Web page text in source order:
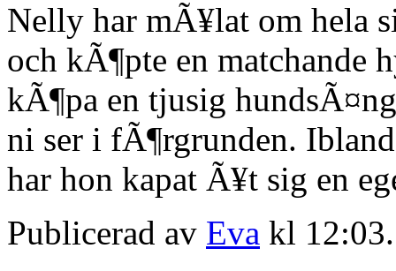
Nelly har mÃ¥lat om hela
och kÃ¶pte en matchande
kÃ¶pa en tjusig
ni ser i fÃ¶rgrunden.
har hon kapat Ã¥t sig en
Publicerad av Eva kl